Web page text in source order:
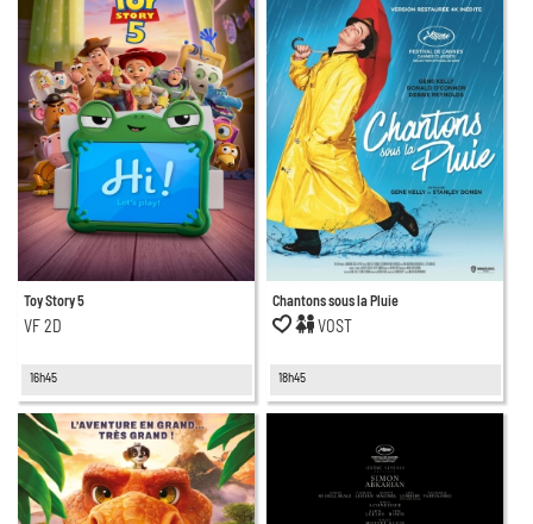
Toy Story 5
VF 2D
16h45
Chantons sous la Pluie
VOST
18h45